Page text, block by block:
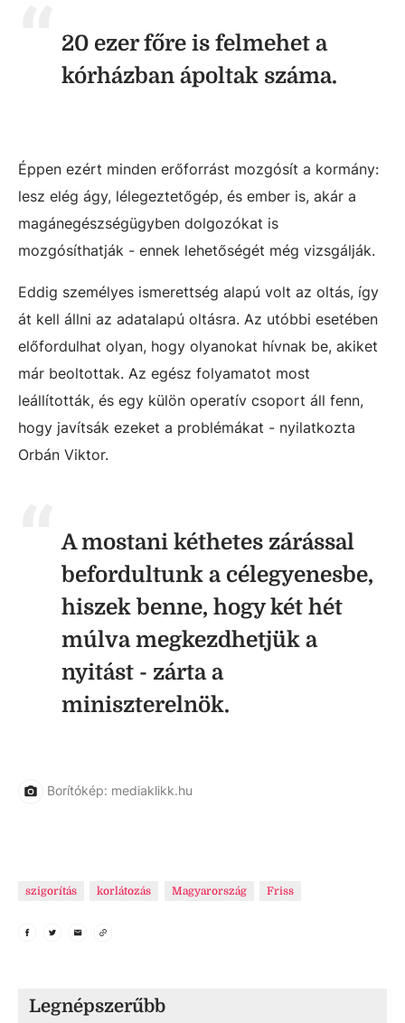
20 ezer főre is felmehet a
kórházban ápoltak száma.
Éppen ezért minden erőforrást mozgósít a kormány:
lesz elég ágy, lélegeztetőgép, és ember is, akár a
magánegészségügyben dolgozókat is
mozgósíthatják - ennek lehetőségét még vizsgálják.
Eddig személyes ismerettség alapú volt az oltás, így
át kell állni az adatalapú oltásra. Az utóbbi esetében
előfordulhat olyan, hogy olyanokat hívnak be, akiket
már beoltottak. Az egész folyamatot most
leállították, és egy külön operatív csoport áll fenn,
hogy javítsák ezeket a problémákat - nyilatkozta
Orbán Viktor.
A mostani kéthetes zárással
befordultunk a célegyenesbe,
hiszek benne, hogy két hét
múlva megkezdhetjük a
nyitást - zárta a
miniszterelnök.
Borítókép: mediaklikk.hu
szigorítás korlátozás Magyarország Friss
Legnépszerűbb